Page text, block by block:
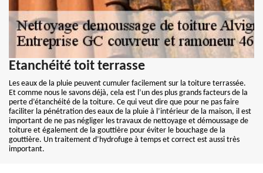
Etanchéité toit terrasse
Les eaux de la pluie peuvent cumuler facilement sur la toiture terrassée.
Et comme nous le savons déjà, cela est l’un des plus grands facteurs de la
perte d’étanchéité de la toiture. Ce qui veut dire que pour ne pas faire
faciliter la pénétration des eaux de la pluie à l’intérieur de la maison, il est
important de ne pas négliger les travaux de nettoyage et démoussage de
toiture et également de la gouttière pour éviter le bouchage de la
gouttière. Un traitement d’hydrofuge à temps et correct est aussi très
important.